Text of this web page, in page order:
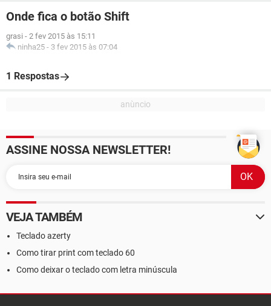
Onde fica o botão Shift
grasi - 2 fev 2015 às 15:11
ninha25 - 3 fev 2015 às 07:04
1 Respostas
ASSINE NOSSA NEWSLETTER!
VEJA TAMBÉM
Teclado azerty
Como tirar print com teclado 60
Como deixar o teclado com letra minúscula